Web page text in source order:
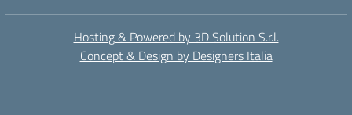
Hosting & Powered by 3D Solution S.r.l.
Concept & Design by Designers Italia